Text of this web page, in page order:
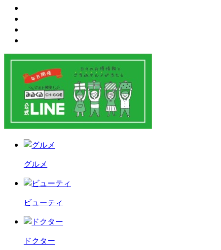
グルメ
ビューティ
ドクター